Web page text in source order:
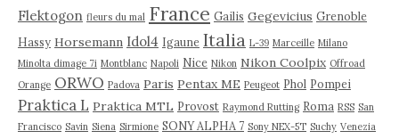
Flektogon fleurs du mal France Gailis Gegevicius Grenoble
Hassy Horsemann Idol4 Igaune Italia L-39 Marceille Milano
Minolta dimage 7i Montblanc Napoli Nice Nikon Nikon Coolpix Offroad
Orange ORWO Padova Paris Pentax ME Peugeot Phol Pompei
Praktica L Praktica MTL Provost Raymond Rutting Roma RSS San
Francisco Savin Siena Sirmione SONY ALPHA 7 Sony NEX-5T Suchy Venezia